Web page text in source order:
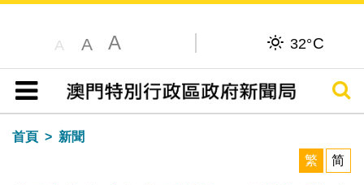
A A A 32°C
目錄
搜尋
首頁
新聞
繁
简